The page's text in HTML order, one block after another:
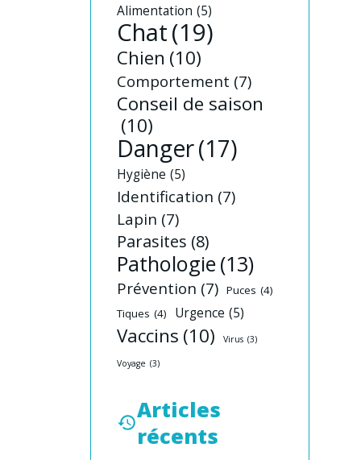
Alimentation (5)
Chat(19)
Chien (10)
Comportement (7)
Conseil de saison
(10)
Danger(17)
Hygiène (5)
Identification (7)
Lapin (7)
Parasites (8)
Pathologie(13)
Prévention (7) Puces (4)
Tiques (4) Urgence (5)
Vaccins (10) Virus (3)
Voyage (3)
Articles
récents